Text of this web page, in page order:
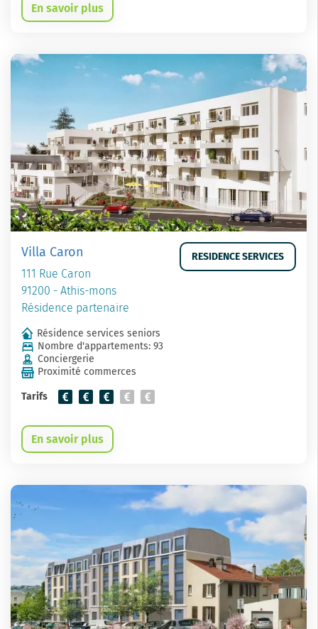
En savoir plus
Villa Caron
111 Rue Caron
91200 - Athis-mons
Résidence partenaire
RESIDENCE SERVICES
Résidence services seniors
Nombre d'appartements: 93
Conciergerie
Proximité commerces
Tarifs
En savoir plus